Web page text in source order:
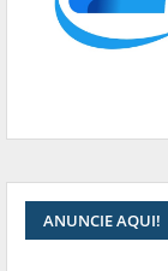
ANUNCIE AQUI!